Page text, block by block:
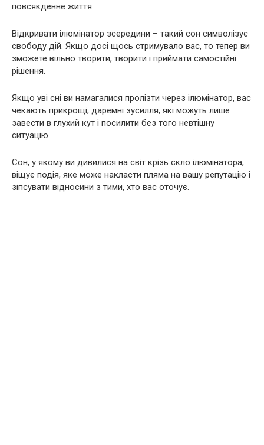
повсякденне життя.
Відкривати ілюмінатор зсередини – такий сон символізує
свободу дій. Якщо досі щось стримувало вас, то тепер ви
зможете вільно творити, творити і приймати самостійні
рішення.
Якщо уві сні ви намагалися пролізти через ілюмінатор, вас
чекають прикрощі, даремні зусилля, які можуть лише
завести в глухий кут і посилити без того невтішну
ситуацію.
Сон, у якому ви дивилися на світ крізь скло ілюмінатора,
віщує подія, яке може накласти пляма на вашу репутацію і
зіпсувати відносини з тими, хто вас оточує.